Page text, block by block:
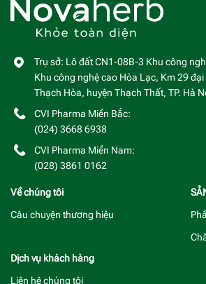
Trụ sở: Lô đất CN1-08B-3 Khu công
Khu công nghệ cao Hòa Lạc, Km 29
Thạch Hòa, huyện Thạch Thất, TP. Hà
CVI Pharma Miền Bắc:
(024) 3668 6938
CVI Pharma Miền Nam:
(028) 3861 0162
Dịch vụ khách hàng
Liên hệ chúng tôi
Về chúng tôi
Câu chuyện thương hiệu